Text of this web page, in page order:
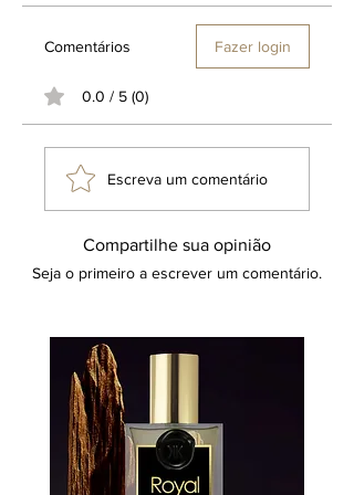
Comentários Fazer login
0.0 / 5 (0)
Escreva um comentário
Compartilhe sua opinião
Seja o primeiro a escrever um comentário.